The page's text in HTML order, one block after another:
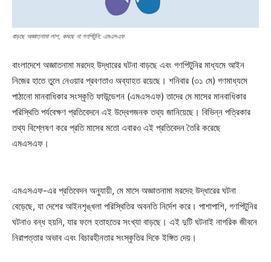
বাড়ছে অজ্ঞাতনামা লাশ, কমছে না গণপিটুনি: এমএসএফ
বাংলাদেশে অজ্ঞাতনামা মরদেহ উদ্ধারের ঘটনা বাড়ছে এবং গণপিটুনির মাধ্যমে আইন
নিজের হাতে তুলে নেওয়ার প্রবণতাও অব্যাহত রয়েছে। শনিবার (৩১ মে) গণমাধ্যমে
পাঠানো মানবাধিকার সংস্কৃতি ফাউন্ডেশন (এমএসএফ) তাদের মে মাসের মানবাধিকার
পরিস্থিতি পর্যবেক্ষণ প্রতিবেদনে এই উদ্বেগজনক তথ্য জানিয়েছে। বিভিন্ন পত্রিকার
তথ্য বিশ্লেষণ করে প্রতি মাসের মতো এবারও এই প্রতিবেদন তৈরি করেছে
এমএসএফ।
এমএসএফ-এর প্রতিবেদন অনুযায়ী, মে মাসে অজ্ঞাতনামা মরদেহ উদ্ধারের ঘটনা
বেড়েছে, যা দেশের আইনশৃঙ্খলা পরিস্থিতির অবনতি নির্দেশ করে। পাশাপাশি, গণপিটুনির
ঘটনাও বন্ধ হয়নি, যার ফলে হতাহতের সংখ্যা বাড়ছে। এই দুটি ঘটনাই নাগরিক জীবনে
নিরাপত্তার অভাব এবং বিচারহীনতার সংস্কৃতির দিকে ইঙ্গিত দেয়।